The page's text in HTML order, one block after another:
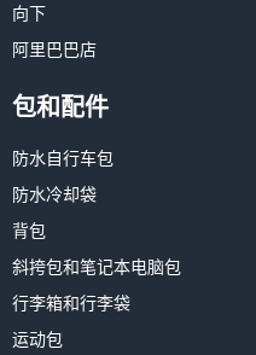
向下
阿里巴巴店
包和配件
防水自行车包
防水冷却袋
背包
斜挎包和笔记本电脑包
行李箱和行李袋
运动包